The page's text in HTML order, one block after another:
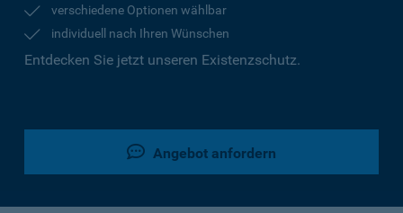
verschiedene Optionen wählbar
individuell nach Ihren Wünschen
Entdecken Sie jetzt unseren Existenzschutz.
Angebot anfordern